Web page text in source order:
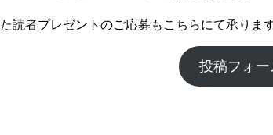
読者プレゼントのご応募もこちらにて承ります
投稿フォー